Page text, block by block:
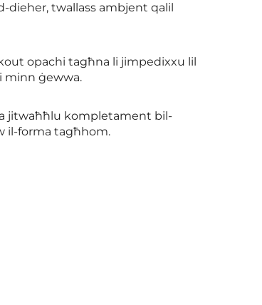
twallass ambjent qalil
opachi tagħna li jimpedixxu lil
minn ġewwa.
jitwaħħlu kompletament bil-
il-forma tagħhom.